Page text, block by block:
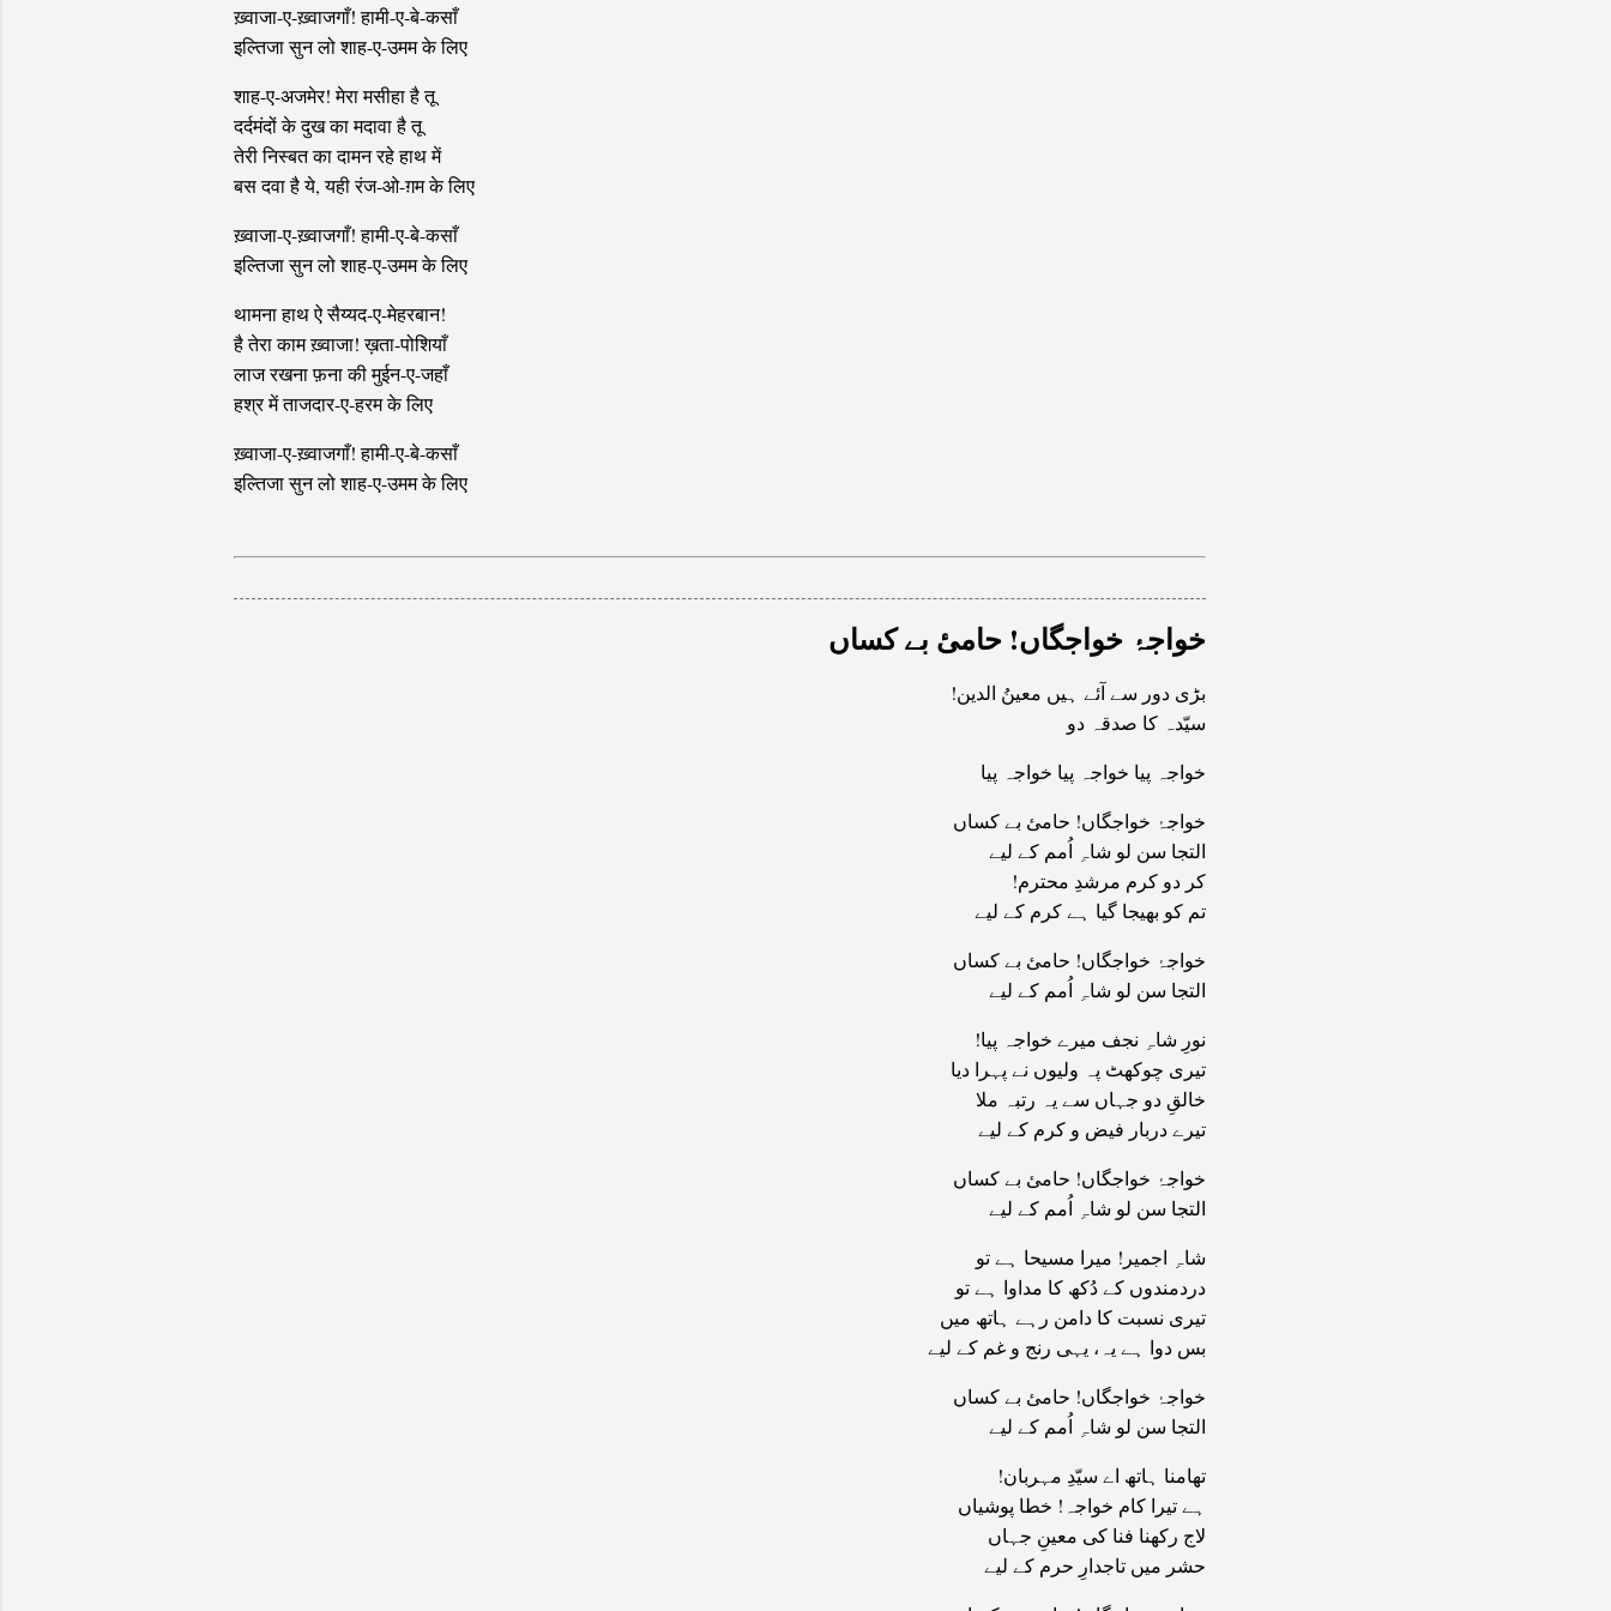
ख़्वाजा-ए-ख़्वाजगाँ! हामी-ए-बे-कसाँ
इल्तिजा सुन लो शाह-ए-उमम के लिए
शाह-ए-अजमेर! मेरा मसीहा है तू
दर्दमंदों के दुख का मदावा है तू
तेरी निस्बत का दामन रहे हाथ में
बस दवा है ये, यही रंज-ओ-ग़म के लिए
ख़्वाजा-ए-ख़्वाजगाँ! हामी-ए-बे-कसाँ
इल्तिजा सुन लो शाह-ए-उमम के लिए
थामना हाथ ऐ सैय्यद-ए-मेहरबान!
है तेरा काम ख़्वाजा! ख़ता-पोशियाँ
लाज रखना फ़ना की मुईन-ए-जहाँ
हश्र में ताजदार-ए-हरम के लिए
ख़्वाजा-ए-ख़्वाजगाँ! हामी-ए-बे-कसाँ
इल्तिजा सुन लो शाह-ए-उमम के लिए
خواجۂ خواجگاں! حامیٔ بے کساں
بڑی دور سے آئے ہیں معینُ الدین!
سیّدہ کا صدقہ دو
خواجہ پیا خواجہ پیا خواجہ پیا
خواجۂ خواجگاں! حامیٔ بے کساں
التجا سن لو شاہِ اُمم کے لیے
کر دو کرم مرشدِ محترم!
تم کو بھیجا گیا ہے کرم کے لیے
خواجۂ خواجگاں! حامیٔ بے کساں
التجا سن لو شاہِ اُمم کے لیے
نورِ شاہِ نجف میرے خواجہ پیا!
تیری چوکھٹ پہ ولیوں نے پہرا دیا
خالقِ دو جہاں سے یہ رتبہ ملا
تیرے دربار فیض و کرم کے لیے
خواجۂ خواجگاں! حامیٔ بے کساں
التجا سن لو شاہِ اُمم کے لیے
شاہِ اجمیر! میرا مسیحا ہے تو
دردمندوں کے دُکھ کا مداوا ہے تو
تیری نسبت کا دامن رہے ہاتھ میں
بس دوا ہے یہ، یہی رنج و غم کے لیے
خواجۂ خواجگاں! حامیٔ بے کساں
التجا سن لو شاہِ اُمم کے لیے
تھامنا ہاتھ اے سیّدِ مہربان!
ہے تیرا کام خواجہ! خطا پوشیاں
لاج رکھنا فنا کی معینِ جہاں
حشر میں تاجدارِ حرم کے لیے